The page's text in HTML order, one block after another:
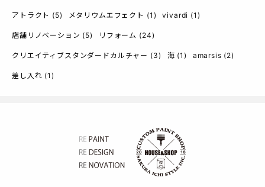
アトラクト (5) メタリウムエフェクト (1) vivardi (1)
店舗リノベーション (5) リフォーム (24)
クリエイティブスタンダードカルチャー (3) 海 (1) amarsis (2)
差し入れ (1)